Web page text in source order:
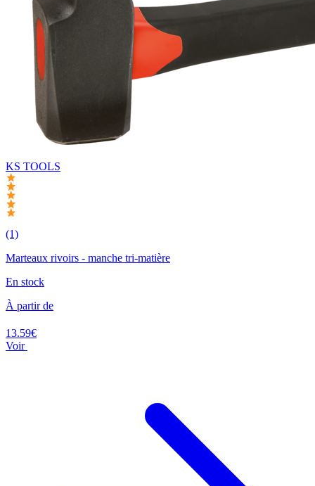
KS TOOLS
(1)
Marteaux rivoirs - manche tri-matière
En stock
À partir de
13.59€
Voir